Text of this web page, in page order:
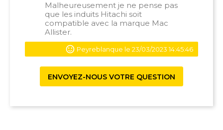
Malheureusement je ne pense pas
que les induits Hitachi soit
compatible avec la marque Mac
Allister.
Peyreblanque le 23/03/2023 14:45:46
ENVOYEZ-NOUS VOTRE QUESTION